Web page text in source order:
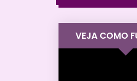
VEJA COMO